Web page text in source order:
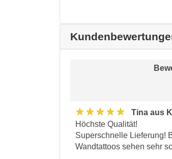
★★★★★
Tina aus
Höchste Qualität!
Superschnelle Lieferung!
Wandtattoos sehen sehr